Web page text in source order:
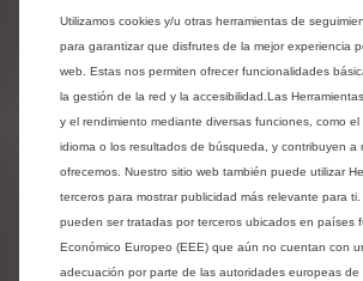
ofrece una plataforma intuitiva que
usuarios informarse y comprar su
de una manera más simple y
clics.
La nueva estructura pretende
simplicidad haciendo que toda la
inmediatamente accesible y
más claridad y transparencia.
UN ÚNICO ESPACIO
Utilizamos cookies y/u otras herramientas de
para garantizar que disfrutes de la mejor experiencia
web. Estas nos permiten ofrecer funcionalidades
la gestión de la red y la accesibilidad.Las
y el rendimiento mediante diversas funciones, como
idioma o los resultados de búsqueda, y contribuyen a
ofrecemos. Nuestro sitio web también puede utilizar
terceros para mostrar publicidad más relevante para
pueden ser tratadas por terceros ubicados en países
Económico Europeo (EEE) que aún no cuentan con
adecuación por parte de las autoridades europeas